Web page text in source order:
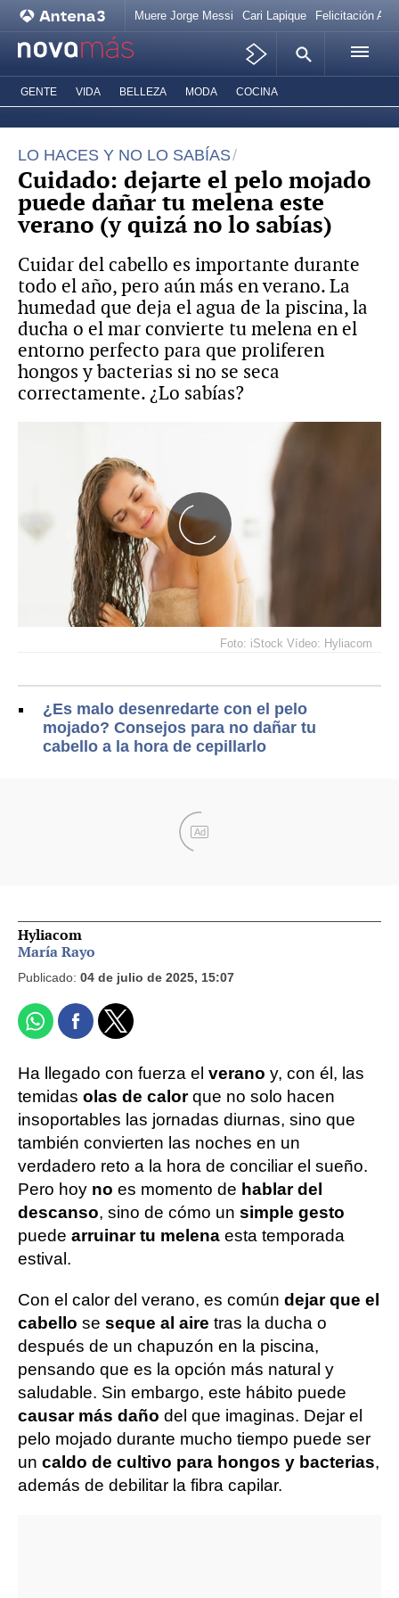
Muere Jorge Messi Cari Lapique Felicitación
GENTE VIDA BELLEZA MODA COCINA
LO HACES Y NO LO SABÍAS
Cuidado: dejarte el pelo mojado
puede dañar tu melena este
verano (y quizá no lo sabías)
Cuidar del cabello es importante durante
todo el año, pero aún más en verano. La
humedad que deja el agua de la piscina, la
ducha o el mar convierte tu melena en el
entorno perfecto para que proliferen
hongos y bacterias si no se seca
correctamente. ¿Lo sabías?
Foto: iStock Vídeo: Hyliacom
¿Es malo desenredarte con el pelo
mojado? Consejos para no dañar tu
cabello a la hora de cepillarlo
Ad
Hyliacom
María Rayo
Publicado: 04 de julio de 2025, 15:07
Ha llegado con fuerza el verano y, con él, las
temidas olas de calorque no solo hacen
insoportables las jornadas diurnas, sino que
también convierten las noches en un
verdadero reto a la hora de conciliar el sueño.
Pero hoy no es momento de hablar del
descanso, sino de cómo un simple gesto
puede arruinar tu melena esta temporada
estival.
Con el calor del verano, es común dejar que el
cabello se seque al aire tras la ducha o
después de un chapuzón en la piscina,
pensando que es la opción más natural y
saludable. Sin embargo, este hábito puede
causar más daño del que imaginas. Dejar el
pelo mojado durante mucho tiempo puede ser
un caldo de cultivo para hongos y bacterias,
además de debilitar la fibra capilar.